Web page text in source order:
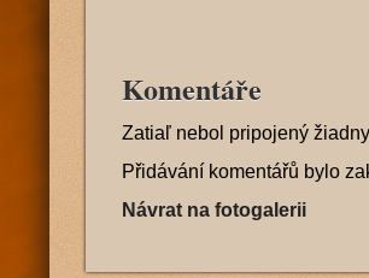
Komentáře
Zatiaľ nebol pripojený
Přidávání komentářů bylo
Návrat na fotogalerii